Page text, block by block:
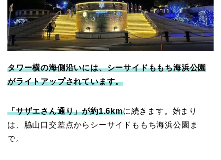
タワー横の海側沿いには、シーサイドももち海浜公園
がライトアップされています。
「サザエさん通り」が約1.6kmに続きます。始まり
は、脇山口交差点からシーサイドももち海浜公園ま
で。